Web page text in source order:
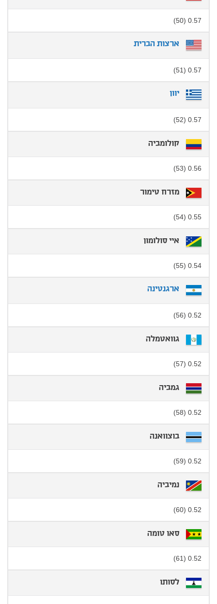
0.57 (50)
ארצות הברית
0.57 (51)
יוון
0.57 (52)
קולומביה
0.56 (53)
מזרח טימור
0.55 (54)
איי סולומון
0.54 (55)
ארגנטינה
0.52 (56)
גוואטמלה
0.52 (57)
גמביה
0.52 (58)
בוצוואנה
0.52 (59)
נמיביה
0.52 (60)
סאו טומה
0.52 (61)
לסותו